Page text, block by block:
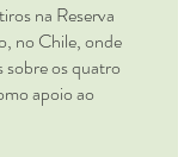
na Reserva
no Chile, onde
os quatro
apoio ao